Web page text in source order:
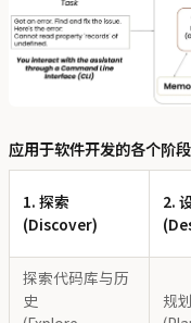
应用于软件开发的各个阶段
1. 探索
(Discover)
2.
探索代码库与历
史
规